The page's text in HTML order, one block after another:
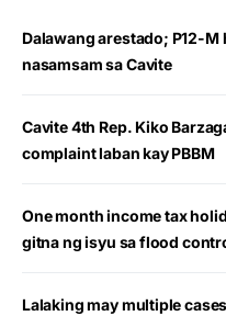
Dalawang arestado; P12-
nasamsam sa Cavite
Cavite 4th Rep. Kiko
complaint laban kay PBBM
One month income tax
gitna ng isyu sa flood
Lalaking may multiple